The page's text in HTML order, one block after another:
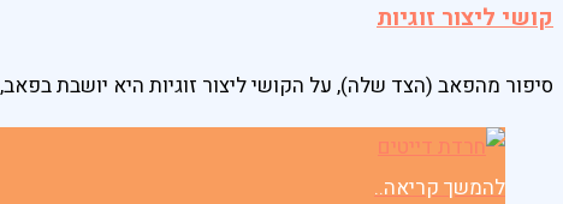
קושי ליצור זוגיות​
סיפור מהפאב (הצד שלה), על הקושי ליצור זוגיות היא יושבת
להמשך קריאה..